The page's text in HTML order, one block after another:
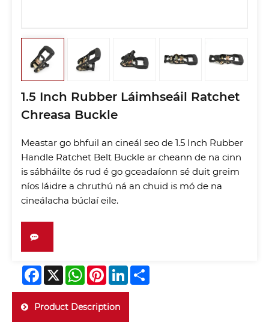
1.5 Inch Rubber Láimhseáil Ratchet
Chreasa Buckle
Meastar go bhfuil an cineál seo de 1.5 Inch Rubber
Handle Ratchet Belt Buckle ar cheann de na cinn
is sábháilte ós rud é go gceadaíonn sé duit greim
níos láidre a chruthú ná an chuid is mó de na
cineálacha búclaí eile.
Facebook
X WhatsAppPinterestLinkedIn
Product Description